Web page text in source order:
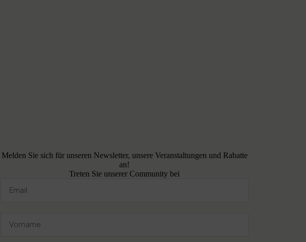
Melden Sie sich für unseren Newsletter, unsere Veranstaltungen und Rabatte
an!
Treten Sie unserer Community bei